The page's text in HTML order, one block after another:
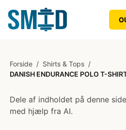
Forside / Shirts & Tops /
DANISH ENDURANCE POLO T-
Dele af indholdet på denne
med hjælp fra AI.